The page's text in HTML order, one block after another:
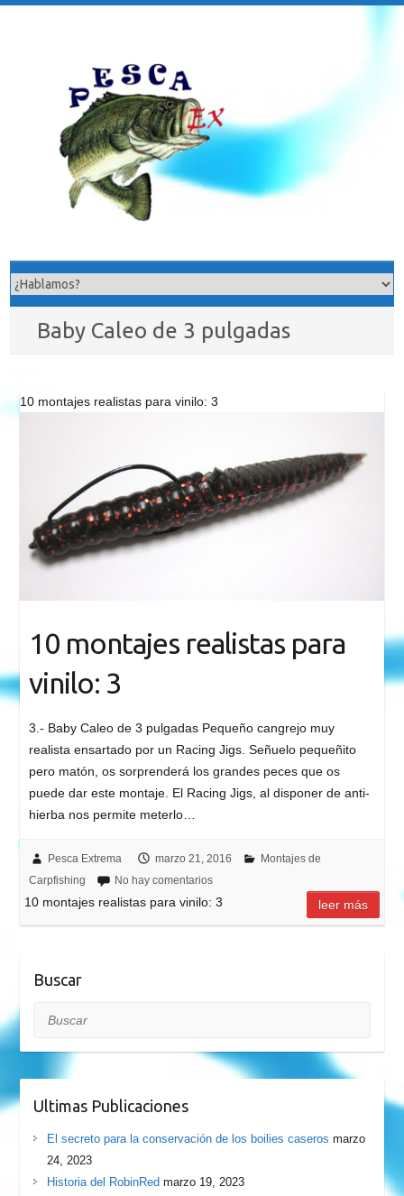
Baby Caleo de 3 pulgadas
10 montajes realistas para vinilo: 3
10 montajes realistas para
vinilo: 3
3.- Baby Caleo de 3 pulgadas Pequeño cangrejo muy
realista ensartado por un Racing Jigs. Señuelo pequeñito
pero matón, os sorprenderá los grandes peces que os
puede dar este montaje. El Racing Jigs, al disponer de anti-
hierba nos permite meterlo…
Pesca Extrema marzo 21, 2016
Montajes de
Carpfishing
No hay comentarios
10 montajes realistas para vinilo: 3 leer más
Buscar
Buscar
Ultimas Publicaciones
El secreto para la conservación de los boilies caseros marzo
24, 2023
Historia del RobinRed marzo 19, 2023